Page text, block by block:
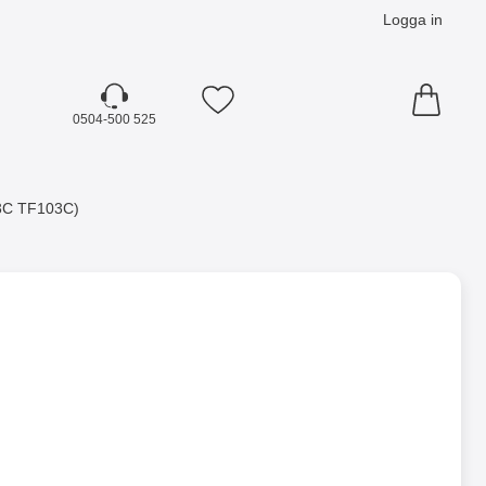
Logga in
0504-500 525
Mina favoriter
TF103C)